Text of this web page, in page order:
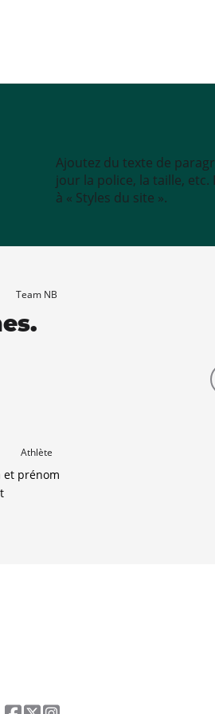
Ajoutez du texte de
jour la police, la taille,
à « Styles du site ».
Team NB
Athlète
et prénom